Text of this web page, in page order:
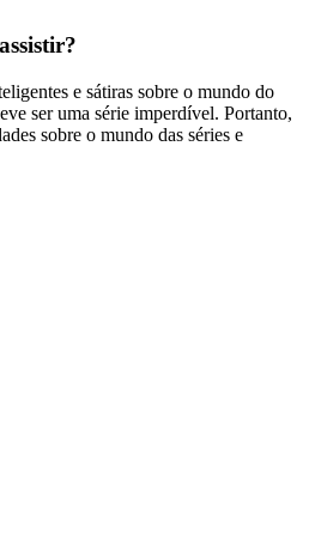
e sátiras sobre o mundo do
ser uma série imperdível. Portanto,
sobre o mundo das séries e